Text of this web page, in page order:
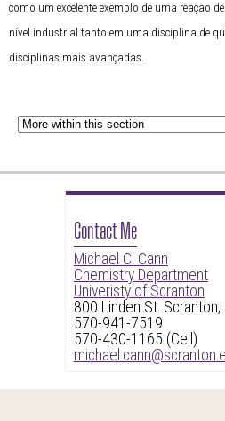
como um excelente exemplo de uma reação
nível industrial tanto em uma disciplina de
disciplinas mais avançadas.
Contact Me
Michael C. Cann
Chemistry Department
Univeristy of Scranton
800 Linden St.
570-941-7519
570-430-1165 (Cell)